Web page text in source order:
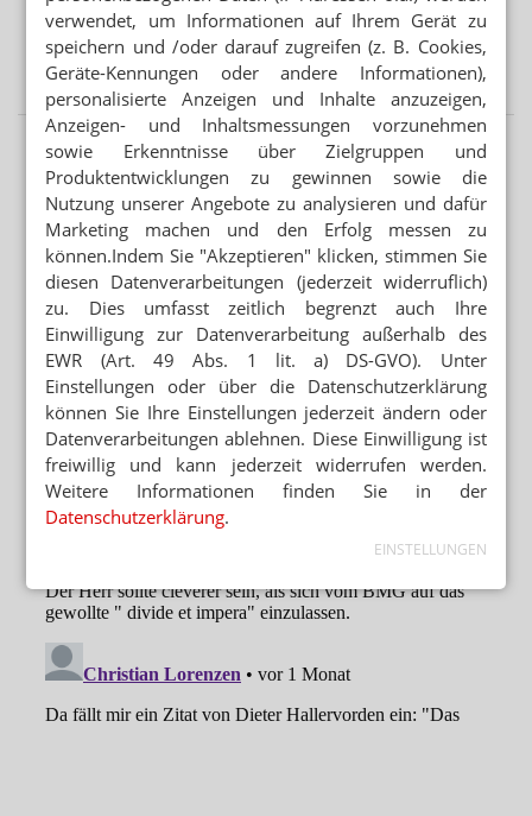
verwendet, um Informationen auf Ihrem Gerät zu
speichern und /oder darauf zugreifen (z. B. Cookies,
Geräte-Kennungen oder andere Informationen),
personalisierte Anzeigen und Inhalte anzuzeigen,
Anzeigen- und Inhaltsmessungen vorzunehmen
sowie Erkenntnisse über Zielgruppen und
Produktentwicklungen zu gewinnen sowie die
Nutzung unserer Angebote zu analysieren und dafür
Marketing machen und den Erfolg messen zu
können.Indem Sie "Akzeptieren" klicken, stimmen Sie
diesen Datenverarbeitungen (jederzeit widerruflich)
zu. Dies umfasst zeitlich begrenzt auch Ihre
Einwilligung zur Datenverarbeitung außerhalb des
EWR (Art. 49 Abs. 1 lit. a) DS-GVO). Unter
Einstellungen oder über die Datenschutzerklärung
können Sie Ihre Einstellungen jederzeit ändern oder
Datenverarbeitungen ablehnen. Diese Einwilligung ist
freiwillig und kann jederzeit widerrufen werden.
Weitere Informationen finden Sie in der
Datenschutzerklärung.
EINSTELLUNGEN
KÜRZUNGEN FÜR PFLEGENDE ANGEHÖRIGE
Rente, Pflege, Wahlen: Volles Programm im Herbst